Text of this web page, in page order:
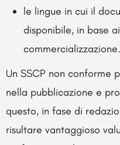
le lingue in cui il
disponibile, in base
commercializzazione.
Un SSCP non conforme
nella pubblicazione e
questo, in fase di
risultare vantaggioso